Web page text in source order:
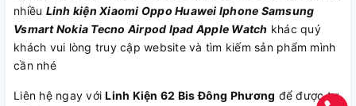
nhiều Linh kiện Xiaomi Oppo Huawei Iphone Samsung
Vsmart Nokia Tecno Airpod Ipad Apple Watch khác quý
khách vui lòng truy cập website và tìm kiếm sản phẩm mình
cần nhé
Liên hệ ngay vớiLinh Kiện 62 Bis Đông Phương để được tư